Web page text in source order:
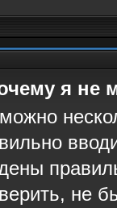
я не
не